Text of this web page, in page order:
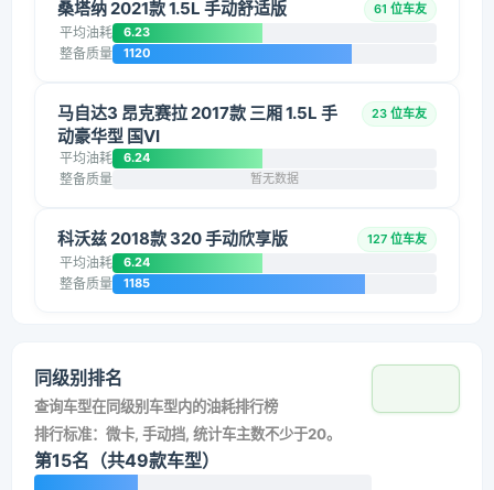
桑塔纳 2021款 1.5L 手动舒适版 61 位车友
平均油耗 6.23
整备质量 1120
马自达3 昂克赛拉 2017款 三厢 1.5L 手
动豪华型 国VI
23 位车友
平均油耗 6.24
整备质量 暂无数据
科沃兹 2018款 320 手动欣享版 127 位车友
平均油耗 6.24
整备质量 1185
同级别排名
查询车型在同级别车型内的油耗排行榜
排行标准：微卡, 手动挡, 统计车主数不少于20。
第15名（共49款车型）